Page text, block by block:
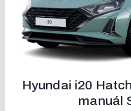
Hyundai i20
manuál